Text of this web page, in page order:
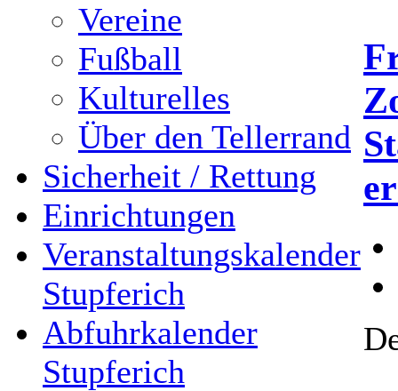
Vereine
Fußball
Kulturelles
Über den Tellerrand
Sicherheit / Rettung
Einrichtungen
Veranstaltungskalender
Stupferich
Abfuhrkalender
Stupferich